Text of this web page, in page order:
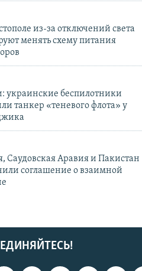
из-за отключений света
менять схему питания
украинские беспилотники
танкер «теневого флота» у
Саудовская Аравия и Пакистан
соглашение о взаимной